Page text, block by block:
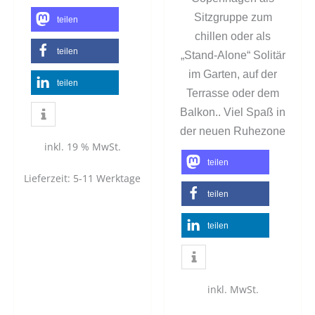
teilen
teilen
teilen
inkl. 19 % MwSt.
Lieferzeit: 5-11 Werktage
Sitzgruppe zum
chillen oder als
„Stand-Alone“ Solitär
im Garten, auf der
Terrasse oder dem
Balkon.. Viel Spaß in
der neuen Ruhezone
teilen
teilen
teilen
inkl. MwSt.